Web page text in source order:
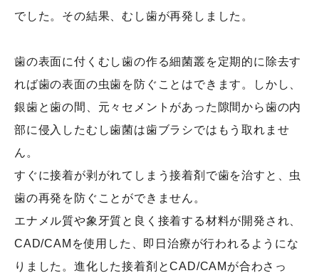
でした。その結果、むし歯が再発しました。
歯の表面に付くむし歯の作る細菌叢を定期的に除去す
れば歯の表面の虫歯を防ぐことはできます。しかし、
銀歯と歯の間、元々セメントがあった隙間から歯の内
部に侵入したむし歯菌は歯ブラシではもう取れませ
ん。
すぐに接着が剥がれてしまう接着剤で歯を治すと、虫
歯の再発を防ぐことができません。
エナメル質や象牙質と良く接着する材料が開発され、
CAD/CAMを使用した、即日治療が行われるようにな
りました。進化した接着剤とCAD/CAMが合わさっ